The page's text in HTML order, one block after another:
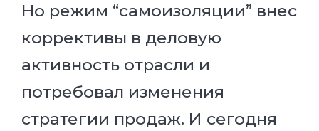
Но режим “самоизоляции” внес
коррективы в деловую
активность отрасли и
потребовал изменения
стратегии продаж. И сегодня